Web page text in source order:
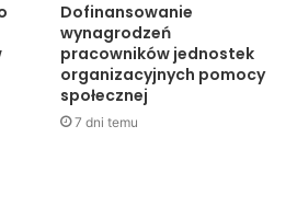
Dofinansowanie
wynagrodzeń
pracowników jednostek
organizacyjnych pomocy
społecznej
7 dni temu